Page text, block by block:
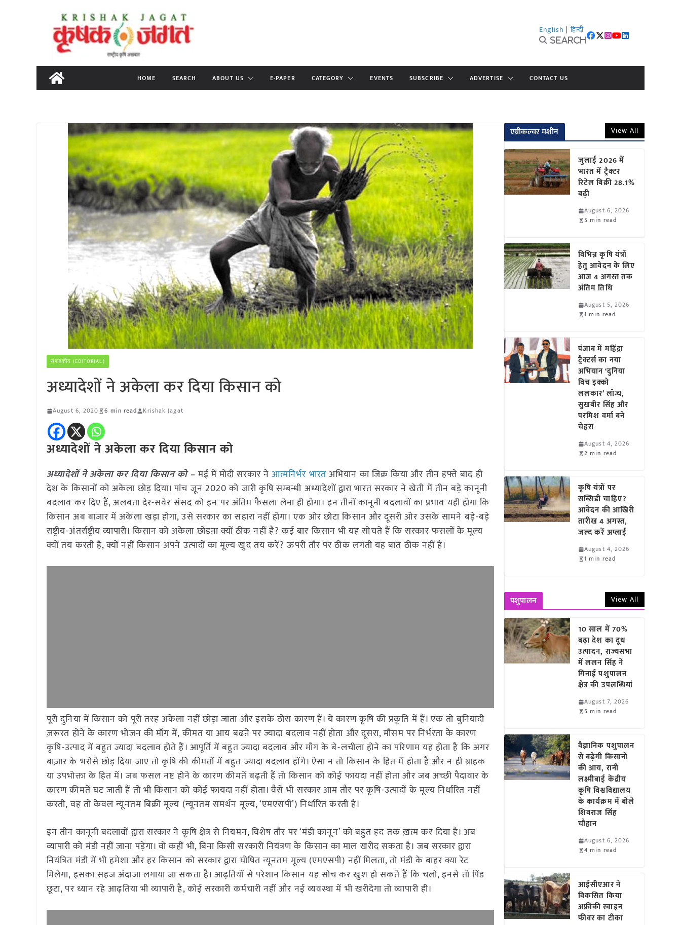
content
English | हिन्दी
Search
HOME SEARCH ABOUT US E-PAPER CATEGORY EVENTS SUBSCRIBE ADVERTISE CONTACT US
संपादकीय (EDITORIAL)
अध्यादेशों ने अकेला कर दिया किसान को
August 6, 2020 6 min read Krishak Jagat
अध्यादेशों ने अकेला कर दिया किसान को
अध्यादेशों ने अकेला कर दिया किसान को –मई में मोदी सरकार ने आत्मनिर्भर भारतअभियान का जिक्र किया और तीन हफ्ते बाद ही
देश के किसानों को अकेला छोड़ दिया। पांच जून 2020 को जारी कृषि सम्बन्धी अध्यादेशों द्वारा भारत सरकार ने खेती में तीन बड़े कानूनी
बदलाव कर दिए हैं, अलबता देर-सवेर संसद को इन पर अंतिम फैसला लेना ही होगा। इन तीनों कानूनी बदलावों का प्रभाव यही होगा कि
किसान अब बाजार में अकेला खड़ा होगा, उसे सरकार का सहारा नहीं होगा। एक ओर छोटा किसान और दूसरी ओर उसके सामने बड़े-बड़े
राष्ट्रीय-अंतर्राष्ट्रीय व्यापारी। किसान को अकेला छोडऩा क्यों ठीक नहीं है? कई बार किसान भी यह सोचते हैं कि सरकार फसलों के मूल्य
क्यों तय करती है, क्यों नहीं किसान अपने उत्पादों का मूल्य खुद तय करें? ऊपरी तौर पर ठीक लगती यह बात ठीक नहीं है।
पूरी दुनिया में किसान को पूरी तरह अकेला नहीं छोड़ा जाता और इसके ठोस कारण हैं। ये कारण कृषि की प्रकृति में हैं। एक तो बुनियादी
ज़रूरत होने के कारण भोजन की माँग में, कीमत या आय बढऩे पर ज्यादा बदलाव नहीं होता और दूसरा, मौसम पर निर्भरता के कारण
कृषि-उत्पाद में बहुत ज्यादा बदलाव होते हैं। आपूर्ति में बहुत ज्यादा बदलाव और माँग के बे-लचीला होने का परिणाम यह होता है कि अगर
बाज़ार के भरोसे छोड़ दिया जाए तो कृषि की कीमतों में बहुत ज्यादा बदलाव होंगे। ऐसा न तो किसान के हित में होता है और न ही ग्राहक
या उपभोक्ता के हित में। जब फसल नष्ट होने के कारण कीमतें बढ़ती हैं तो किसान को कोई फायदा नहीं होता और जब अच्छी पैदावार के
कारण कीमतें घट जाती हैं तो भी किसान को कोई फायदा नहीं होता। वैसे भी सरकार आम तौर पर कृषि-उत्पादों के मूल्य निर्धारित नहीं
करती, वह तो केवल न्यूनतम बिक्री मूल्य (न्यूनतम समर्थन मूल्य, ‘एमएसपी’) निर्धारित करती है।
इन तीन कानूनी बदलावों द्वारा सरकार ने कृषि क्षेत्र से नियमन, विशेष तौर पर ‘मंडी कानून’ को बहुत हद तक ख़त्म कर दिया है। अब
व्यापारी को मंडी नहीं जाना पड़ेगा। वो कहीं भी, बिना किसी सरकारी नियंत्रण के किसान का माल खरीद सकता है। जब सरकार द्वारा
नियंत्रित मंडी में भी हमेशा और हर किसान को सरकार द्वारा घोषित न्यूनतम मूल्य (एमएसपी) नहीं मिलता, तो मंडी के बाहर क्या रेट
मिलेगा, इसका सहज अंदाजा लगाया जा सकता है। आढ़तियों से परेशान किसान यह सोच कर खुश हो सकते हैं कि चलो, इनसे तो पिंड
छूटा, पर ध्यान रहे आढ़तिया भी व्यापारी है, कोई सरकारी कर्मचारी नहीं और नई व्यवस्था में भी खरीदेगा तो व्यापारी ही।
एग्रीकल्चर मशीन View All
जुलाई 2026 में
भारत में ट्रैक्टर
रिटेल बिक्री 28.1%
बढ़ी
August 6, 2026
5 min read
विभिन्न कृषि यंत्रों
हेतु आवेदन के लिए
आज 4 अगस्त तक
अंतिम तिथि
August 5, 2026
1 min read
पंजाब में महिंद्रा
ट्रैक्टर्स का नया
अभियान ‘दुनिया
विच इक्को
ललकार’ लॉन्च,
सुखबीर सिंह और
परमिश वर्मा बने
चेहरा
August 4, 2026
2 min read
कृषि यंत्रों पर
सब्सिडी चाहिए?
आवेदन की आखिरी
तारीख 4 अगस्त,
जल्द करें अप्लाई
August 4, 2026
1 min read
पशुपालन View All
10 साल में 70%
बढ़ा देश का दूध
उत्पादन, राज्यसभा
में ललन सिंह ने
गिनाईं पशुपालन
क्षेत्र की उपलब्धियां
August 7, 2026
5 min read
वैज्ञानिक पशुपालन
से बढ़ेगी किसानों
की आय, रानी
लक्ष्मीबाई केंद्रीय
कृषि विश्वविद्यालय
के कार्यक्रम में बोले
शिवराज सिंह
चौहान
August 6, 2026
4 min read
आईसीएआर ने
विकसित किया
अफ्रीकी स्वाइन
फीवर का टीका